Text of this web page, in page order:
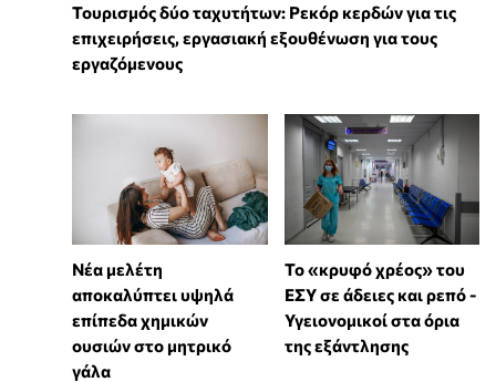
Τουρισμός δύο ταχυτήτων: Ρεκόρ κερδών για τις
επιχειρήσεις, εργασιακή εξουθένωση για τους
εργαζόμενους
Νέα μελέτη
αποκαλύπτει υψηλά
επίπεδα χημικών
ουσιών στο μητρικό
γάλα
Το «κρυφό χρέος» του
ΕΣΥ σε άδειες και ρεπό -
Υγειονομικοί στα όρια
της εξάντλησης